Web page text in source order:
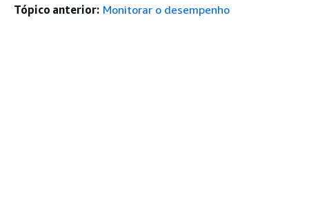
Tópico anterior: Monitorar o desempenho